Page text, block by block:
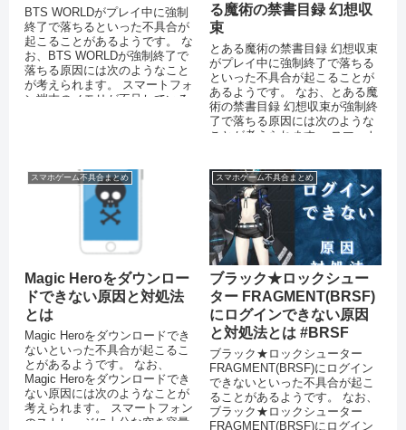
BTS WORLDがプレイ中に強制
終了で落ちるといった不具合が
起こることがあるようです。 な
お、BTS WORLDが強制終了で
落ちる原因には次のようなこと
が考えられます。 スマートフォ
ン端末のメモリが不足している
る魔術の禁書目録 幻想収
束
とある魔術の禁書目録 幻想収束
がプレイ中に強制終了で落ちる
といった不具合が起こることが
あるようです。 なお、とある魔
術の禁書目録 幻想収束が強制終
了で落ちる原因には次のような
ことが考えられます。 スマート
スマホゲーム不具合まとめ
Magic Heroをダウンロー
ドできない原因と対処法
とは
Magic Heroをダウンロードでき
ないといった不具合が起こるこ
とがあるようです。 なお、
Magic Heroをダウンロードでき
ない原因には次のようなことが
考えられます。 スマートフォン
のストレージに十分な空き容量
スマホゲーム不具合まとめ
ブラック★ロックシュー
ター FRAGMENT(BRSF)
にログインできない原因
と対処法とは #BRSF
ブラック★ロックシューター
FRAGMENT(BRSF)にログイン
できないといった不具合が起こ
ることがあるようです。 なお、
ブラック★ロックシューター
FRAGMENT(BRSF)にログイン